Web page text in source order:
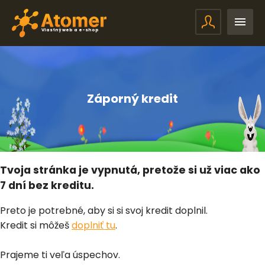
Vlastný web a e-shop
Záporný kredit
Tvoja stránka je vypnutá, pretože si už viac ako
7 dní bez kreditu.
Preto je potrebné, aby si si svoj kredit doplnil.
Kredit si môžešdoplniť tu.
Prajeme ti veľa úspechov.